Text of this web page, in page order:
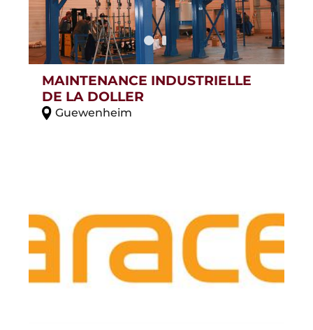
MAINTENANCE INDUSTRIELLE
DE LA DOLLER
Guewenheim